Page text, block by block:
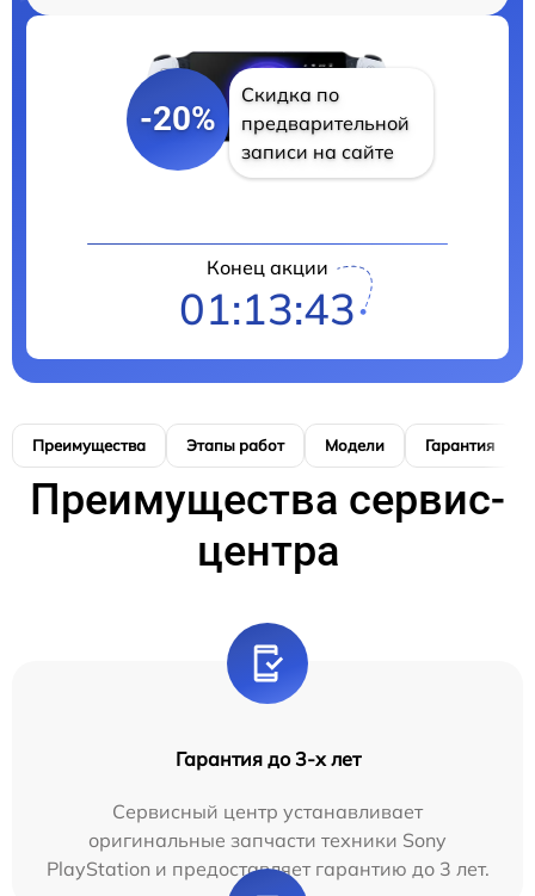
-20%
Скидка по
предварительной
записи на сайте
Конец акции
01:13:42
Преимущества Этапы работ Модели Гарантия
Преимущества сервис-
центра
Гарантия до 3-х лет
Сервисный центр устанавливает
оригинальные запчасти техники Sony
PlayStation и предоставляет гарантию до 3 лет.